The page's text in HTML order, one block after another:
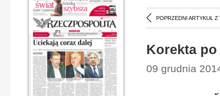
POPRZEDNI ARTYKUŁ Z
Korekta
09 grudnia